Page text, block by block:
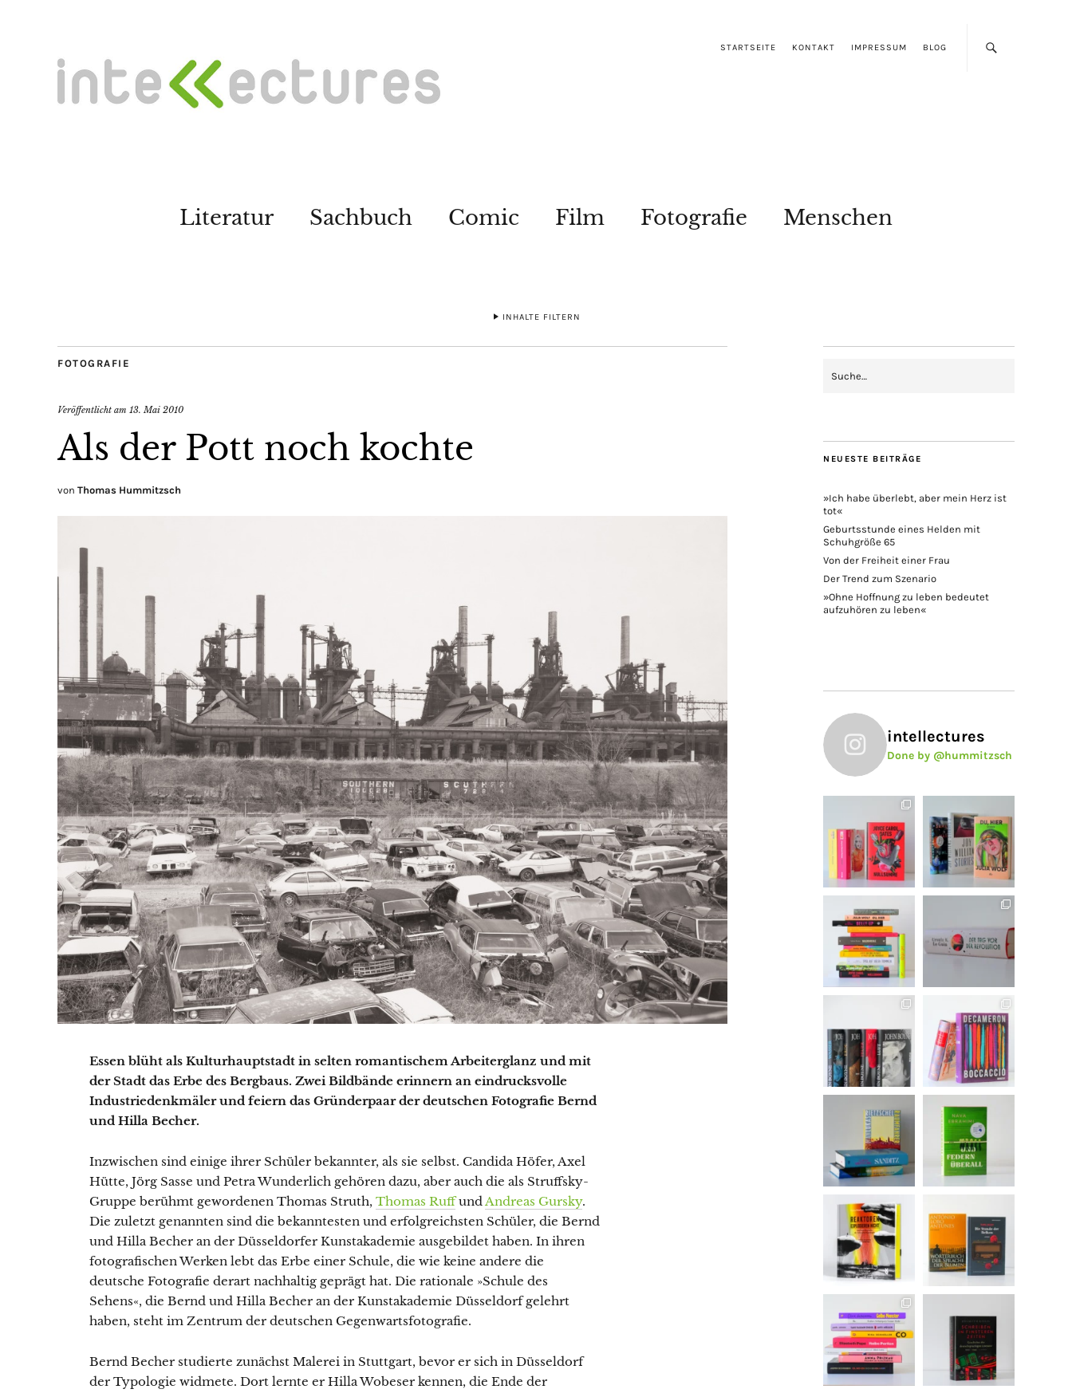
STARTSEITE KONTAKT IMPRESSUM BLOG
Literatur Sachbuch Comic Film Fotografie Menschen
INHALTE FILTERN
FOTOGRAFIE
Veröffentlicht am 13. Mai 2010
Als der Pott noch kochte
von Thomas Hummitzsch
Essen blüht als Kulturhauptstadt in selten romantischem Arbeiterglanz und mit
der Stadt das Erbe des Bergbaus. Zwei Bildbände erinnern an eindrucksvolle
Industriedenkmäler und feiern das Gründerpaar der deutschen Fotografie Bernd
und Hilla Becher.
Inzwischen sind einige ihrer Schüler bekannter, als sie selbst. Candida Höfer, Axel
Hütte, Jörg Sasse und Petra Wunderlich gehören dazu, aber auch die als Struffsky-
Gruppe berühmt gewordenen Thomas Struth, Thomas RuffundAndreas Gursky.
Die zuletzt genannten sind die bekanntesten und erfolgreichsten Schüler, die Bernd
und Hilla Becher an der Düsseldorfer Kunstakademie ausgebildet haben. In ihren
fotografischen Werken lebt das Erbe einer Schule, die wie keine andere die
deutsche Fotografie derart nachhaltig geprägt hat. Die rationale »Schule des
Sehens«, die Bernd und Hilla Becher an der Kunstakademie Düsseldorf gelehrt
haben, steht im Zentrum der deutschen Gegenwartsfotografie.
Bernd Becher studierte zunächst Malerei in Stuttgart, bevor er sich in Düsseldorf
der Typologie widmete. Dort lernte er Hilla Wobeser kennen, die Ende der
NEUESTE BEITRÄGE
»Ich habe überlebt, aber mein Herz ist
tot«
Geburtsstunde eines Helden mit
Schuhgröße 65
Von der Freiheit einer Frau
Der Trend zum Szenario
»Ohne Hoffnung zu leben bedeutet
aufzuhören zu leben«
intellectures
Done by @hummitzsch